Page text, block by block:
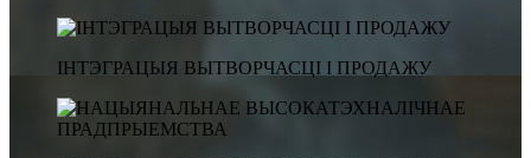
ІНТЭГРАЦЫЯ ВЫТВОРЧАСЦІ І ПРОДАЖУ